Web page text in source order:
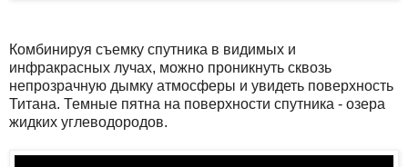
Комбинируя съемку спутника в видимых и
инфракрасных лучах, можно проникнуть сквозь
непрозрачную дымку атмосферы и увидеть поверхность
Титана. Темные пятна на поверхности спутника - озера
жидких углеводородов.